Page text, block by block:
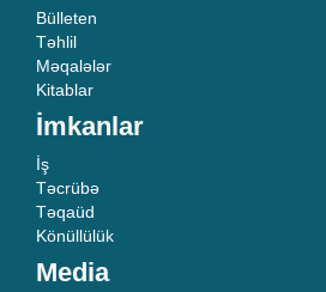
Bülleten
Təhlil
Məqalələr
Kitablar
İmkanlar
İş
Təcrübə
Təqaüd
Könüllülük
Media